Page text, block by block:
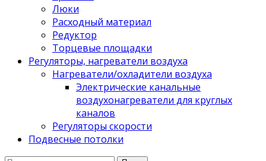
Люки
Расходный материал
Редуктор
Торцевые площадки
Регуляторы, нагреватели воздуха
Нагреватели/охладители воздуха
Электрические канальные
воздухонагреватели для круглых
каналов
Регуляторы скорости
Подвесные потолки